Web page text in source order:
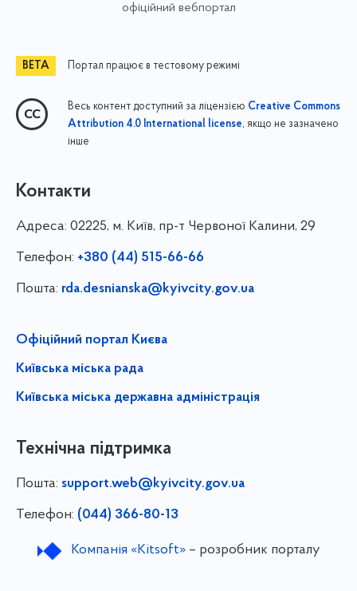
офіційний вебпортал
Портал працює в тестовому режимі
Весь контент доступний за ліцензією Creative Commons
Attribution 4.0 International license, якщо не зазначено
інше
Контакти
Адреса: 02225, м. Київ, пр-т Червоної Калини, 29
Телефон: +380 (44) 515-66-66
Пошта: rda.desnianska@kyivcity.gov.ua
Офіційний портал Києва
Київська міська рада
Київська міська державна адміністрація
Технічна підтримка
Пошта: support.web@kyivcity.gov.ua
Телефон: (044) 366-80-13
Компанія «Kitsoft»– розробник порталу